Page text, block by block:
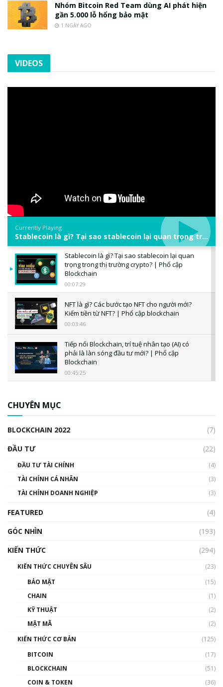
Nhóm Bitcoin Red Team dùng AI phát hiện
gần 5.000 lỗ hổng bảo mật
1 NGÀY AGO
VIDEOS
Currently Playing
Stablecoin là gì? Tại sao stablecoin lại quan trọng trong thị trường crypto? | Phổ cập Blockchain
Stablecoin là gì? Tại sao stablecoin lại quan
trọng trong thị trường crypto? | Phổ cập
Blockchain
00:07:29
NFT là gì? Các bước tạo NFT cho người mới?
Kiếm tiền từ NFT? | Phổ cập blockchain
00:03:46
Tiếp nối Blockchain, trí tuệ nhân tạo (AI) có
phải là làn sóng đầu tư mới? | Phổ cập
Blockchain
00:45:25
00:02:14
Nhìn lại năm 2022: Những sự kiện ảnh hưởng
đến hệ sinh thái tiền mã hoá | Phổ cập
00:43:47
như thể nào?
00:39:31
CHUYÊN MỤC
BLOCKCHAIN 2022
(7)
ĐẦU TƯ
(22)
ĐẦU TƯ TÀI CHÍNH
(4)
TÀI CHÍNH CÁ NHÂN
(3)
TÀI CHÍNH DOANH NGHIỆP
(3)
FEATURED
(4)
GÓC NHÌN
(193)
KIẾN THỨC
(294)
KIẾN THỨC CHUYÊN SÂU
(23)
BẢO MẬT
(15)
CHAIN
(1)
KỸ THUẬT
(2)
MẬT MÃ
(2)
KIẾN THỨC CƠ BẢN
(125)
BITCOIN
(17)
BLOCKCHAIN
(51)
COIN & TOKEN
(36)